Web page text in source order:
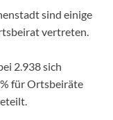
sind einige
vertreten.
2.938 sich
für Ortsbeiräte